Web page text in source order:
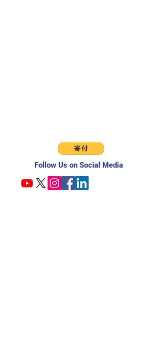
Follow Us on Social Media